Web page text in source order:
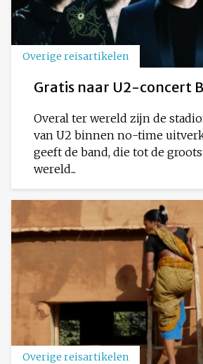
Overige reisartikelen
Gratis naar U2-concert
Overal ter wereld zijn de
van U2 binnen no-time
geeft de band, die tot de
wereld...
Overige reisartikelen